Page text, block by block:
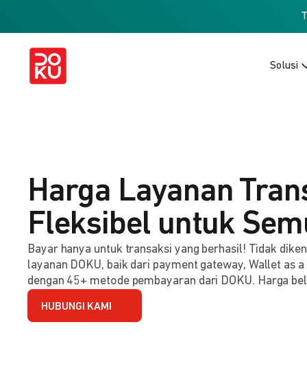
Solusi
Harga Layanan
Fleksibel untuk
Bayar hanya untuk transaksi yang berhasil! Tidak
layanan DOKU, baik dari payment gateway, Wallet as
dengan 45+ metode pembayaran dari DOKU. Harga
HUBUNGI KAMI